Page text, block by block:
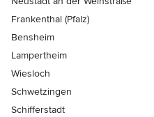
Frankenthal (Pfalz)
Bensheim
Lampertheim
Wiesloch
Schwetzingen
Schifferstadt